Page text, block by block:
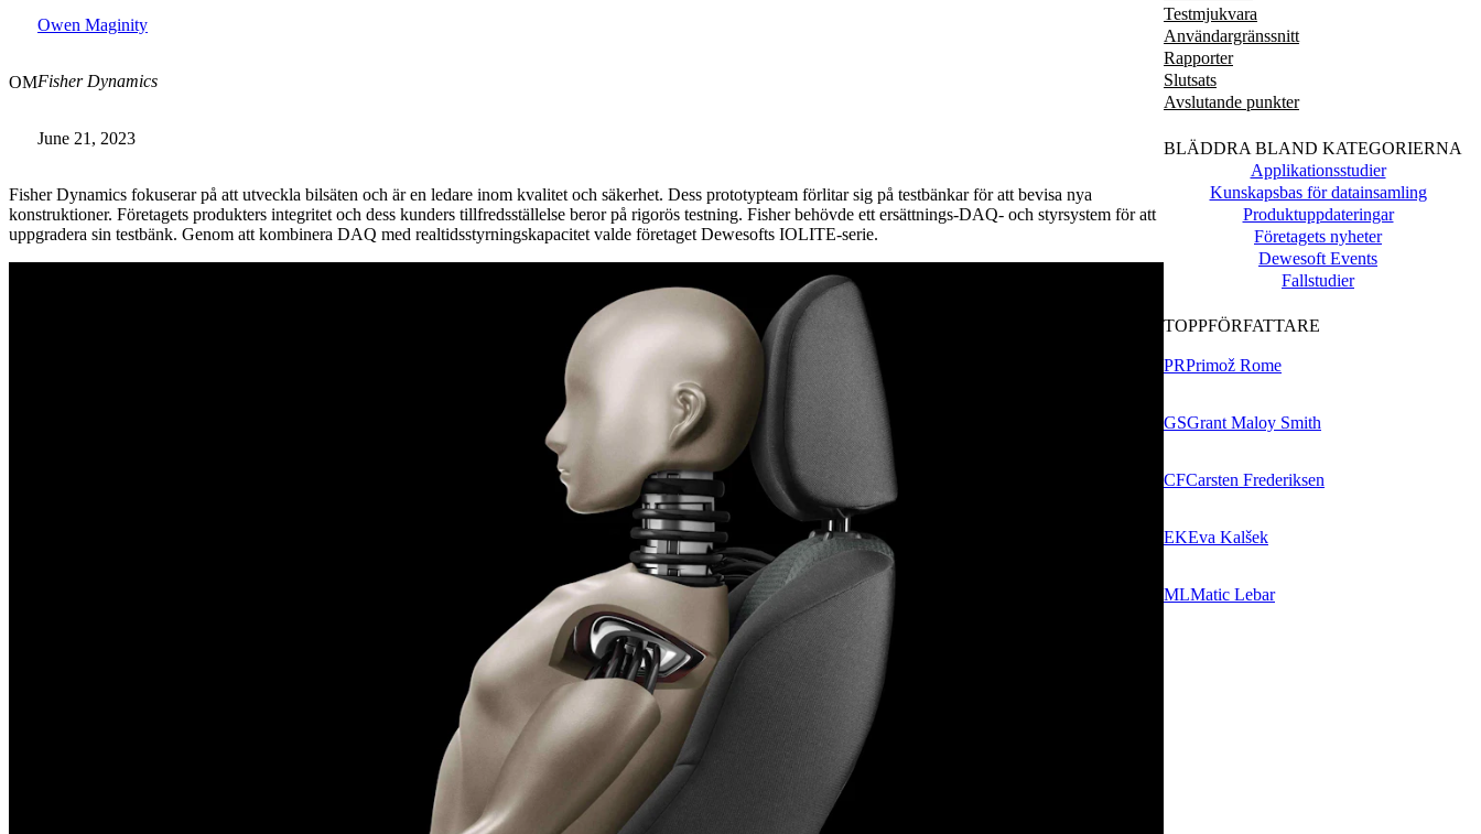
Testmjukvara
Användargränssnitt
Rapporter
Slutsats
Avslutande punkter
BLÄDDRA BLAND KATEGORIERNA
Applikationsstudier
Kunskapsbas för datainsamling
Produktuppdateringar
Företagets nyheter
Dewesoft Events
Fallstudier
TOPPFÖRFATTARE
PRPrimož Rome
GSGrant Maloy Smith
CFCarsten Frederiksen
EKEva Kalšek
MLMatic Lebar
OM
Owen Maginity
Fisher Dynamics
June 21, 2023
Fisher Dynamics fokuserar på att utveckla bilsäten och är en ledare inom kvalitet och säkerhet. Dess prototypteam förlitar sig på testbänkar för att bevisa nya
konstruktioner. Företagets produkters integritet och dess kunders tillfredsställelse beror på rigorös testning. Fisher behövde ett ersättnings-DAQ- och styrsystem för att
uppgradera sin testbänk. Genom att kombinera DAQ med realtidsstyrningskapacitet valde företaget Dewesofts IOLITE-serie.